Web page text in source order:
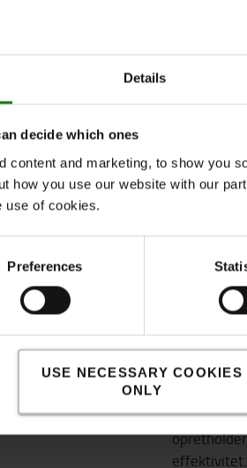
Details
decide which ones
content and marketing, to show you
how you use our website with our
use of cookies.
Preferences
USE NECESSARY COOKIES
ONLY
og antallet
opfylder
arbejdskraft
af manuelle
effektivitet.